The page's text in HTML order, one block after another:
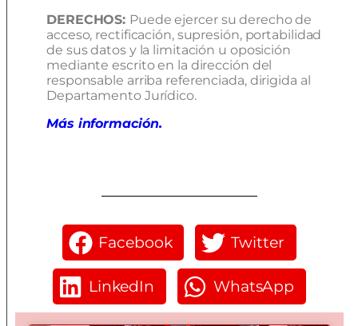
DERECHOS: Puede ejercer su derecho de
acceso, rectificación, supresión, portabilidad
de sus datos y la limitación u oposición
mediante escrito en la dirección del
responsable arriba referenciada, dirigida al
Departamento Jurídico.
Más información.
Facebook Twitter
LinkedIn WhatsApp